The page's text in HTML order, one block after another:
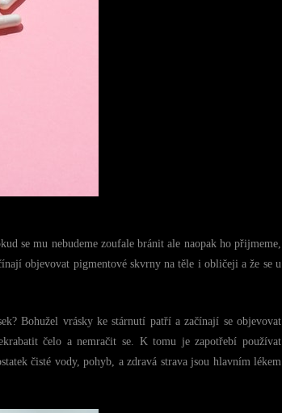
se mu nebudeme zoufale bránit ale naopak ho přijmeme,
objevovat pigmentové skvrny na těle i obličeji a že se u
Bohužel vrásky ke stárnutí patří a začínají se objevovat
čelo a nemračit se. K tomu je zapotřebí používat
čisté vody, pohyb, a zdravá strava jsou hlavním lékem